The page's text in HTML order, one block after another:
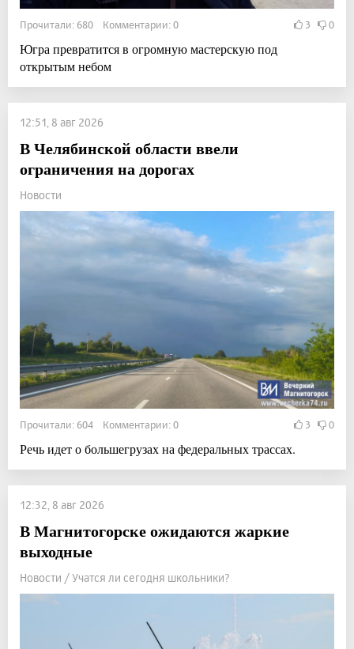
Прочитали: 680 Комментарии: 0 3 0
Югра превратится в огромную мастерскую под
открытым небом
12:51, 8 авг 2026
В Челябинской области ввели
ограничения на дорогах
Новости
Прочитали: 604 Комментарии: 0 3 0
Речь идет о большегрузах на федеральных трассах.
12:32, 8 авг 2026
В Магнитогорске ожидаются жаркие
выходные
Новости / Учатся ли сегодня школьники?